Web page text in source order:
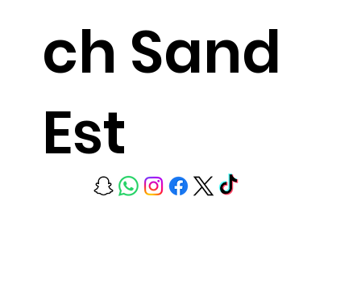
ch Sand
Est